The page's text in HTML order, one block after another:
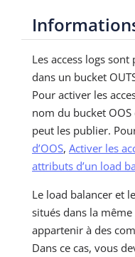
Les access logs
dans un bucket
Pour activer les
nom du bucket
peut les publier.
d’OOS, Activer les
attributs d’un load
Le load balancer et
situés dans la
appartenir à des
Dans ce cas, vous